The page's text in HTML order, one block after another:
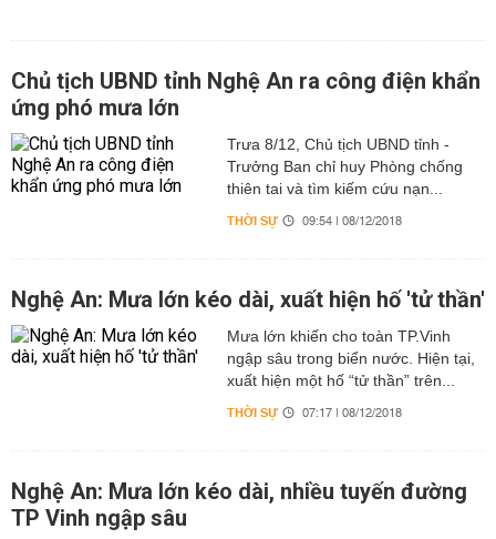
Chủ tịch UBND tỉnh Nghệ An ra công điện khẩn
ứng phó mưa lớn
Trưa 8/12, Chủ tịch UBND tỉnh -
Trưởng Ban chỉ huy Phòng chống
thiên tai và tìm kiếm cứu nạn...
THỜI SỰ 09:54 | 08/12/2018
Nghệ An: Mưa lớn kéo dài, xuất hiện hố 'tử thần'
Mưa lớn khiến cho toàn TP.Vinh
ngập sâu trong biển nước. Hiện tại,
xuất hiện một hố “tử thần” trên...
THỜI SỰ 07:17 | 08/12/2018
Nghệ An: Mưa lớn kéo dài, nhiều tuyến đường
TP Vinh ngập sâu